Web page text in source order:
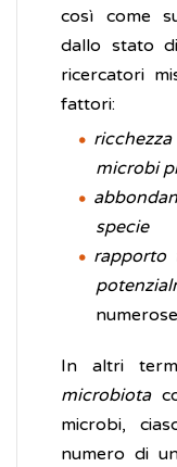
così come
dallo stato
ricercatori
fattori:
microbi
specie
rapporto
In altri
microbiota
microbi,
numero di